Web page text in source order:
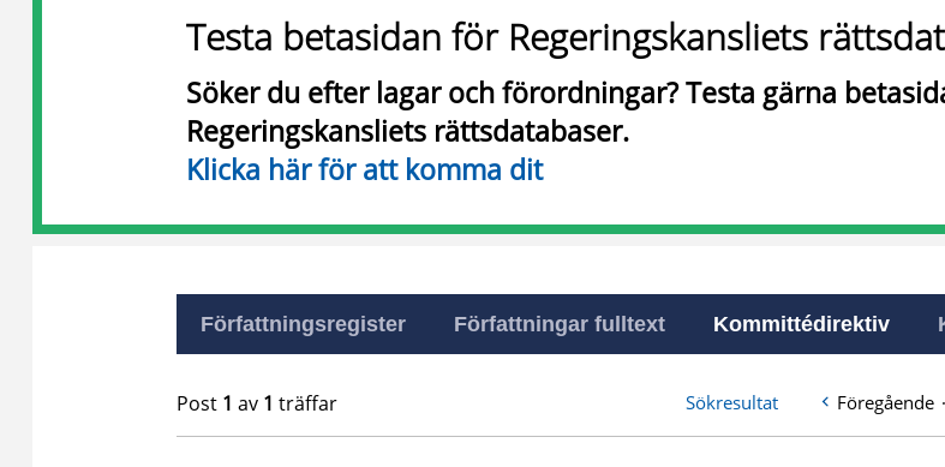
Testa betasidan för Regeringskansliets
Söker du efter lagar och förordningar? Testa gärna
Regeringskansliets rättsdatabaser.
Klicka här för att komma dit
Författningsregister Författningar fulltext Kommittédirektiv
Post 1 av 1 träffar Sökresultat Föregående ·